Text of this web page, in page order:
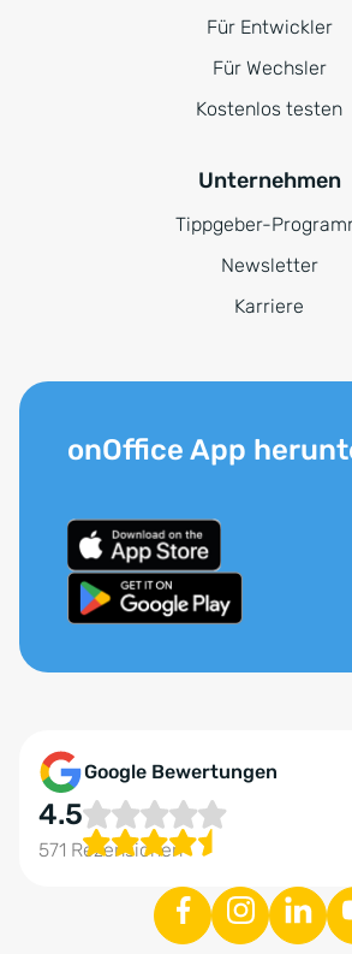
Für Entwickler
Für Wechsler
Kostenlos testen
Unternehmen
Tippgeber-
Newsletter
Karriere
Google Bewertungen
4.5
571 Rezensionen
onOffice App